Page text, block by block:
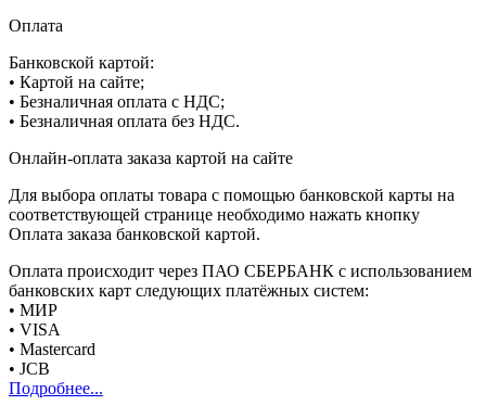
Оплата
Банковской картой:
• Картой на сайте;
• Безналичная оплата с НДС;
• Безналичная оплата без НДС.
Онлайн-оплата заказа картой на сайте
Для выбора оплаты товара с помощью банковской карты на
соответствующей странице необходимо нажать кнопку
Оплата заказа банковской картой.
Оплата происходит через ПАО СБЕРБАНК с использованием
банковских карт следующих платёжных систем:
• МИР
• VISA
• Mastercard
• JCB
Подробнее...